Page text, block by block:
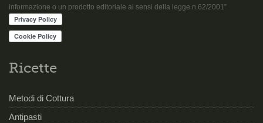
informazione o un prodotto editoriale ai sensi della legge n.62/2001”
Ricette
Metodi di Cottura
Antipasti